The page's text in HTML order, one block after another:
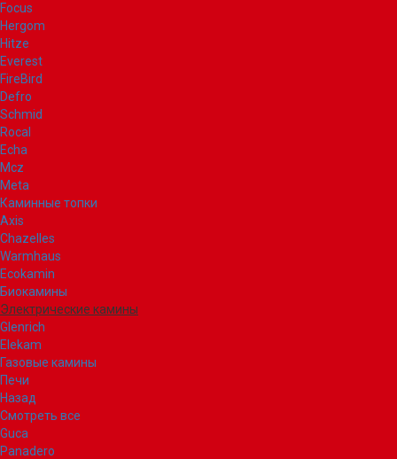
Focus
Hergom
Hitze
Everest
FireBird
Defro
Schmid
Rocal
Echa
Mcz
Meta
Каминные топки
Axis
Chazelles
Warmhaus
Ecokamin
Биокамины
Электрические камины
Glenrich
Elekam
Газовые камины
Печи
Назад
Смотреть все
Guca
Panadero